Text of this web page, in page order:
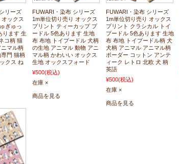
リーズ
ックス
ぎゅっ
ります 生
コ柄 猫
マル柄
門 猫柄
クス ね
FUWARI・染布 シリーズ
1m単位切り売り オックス
プリント ティーカップ プ
ードル 5色あります 生地
布 布地 トイプードル 犬柄
の生地 アニマル 動物 アニ
マル柄 かわいい オックス
生地 オックスフォード
¥500(税込)
在庫 ×
商品を見る
FUWARI・染布 シリーズ
1m単位切り売り オックス
プリント クラシカル トイ
プードル 5色あります 生地
布 布地 トイプードル柄 犬
犬柄 アニマル アニマル柄
ボーダー コットン アンテ
ィーク レトロ 北欧 犬 柄
英語
¥500(税込)
在庫 ×
商品を見る